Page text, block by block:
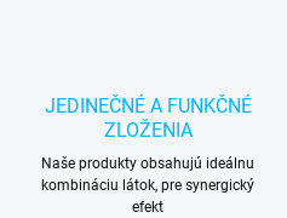
JEDINEČNÉ A FUNKČNÉ
ZLOŽENIA
Naše produkty obsahujú ideálnu
kombináciu látok, pre synergický
efekt